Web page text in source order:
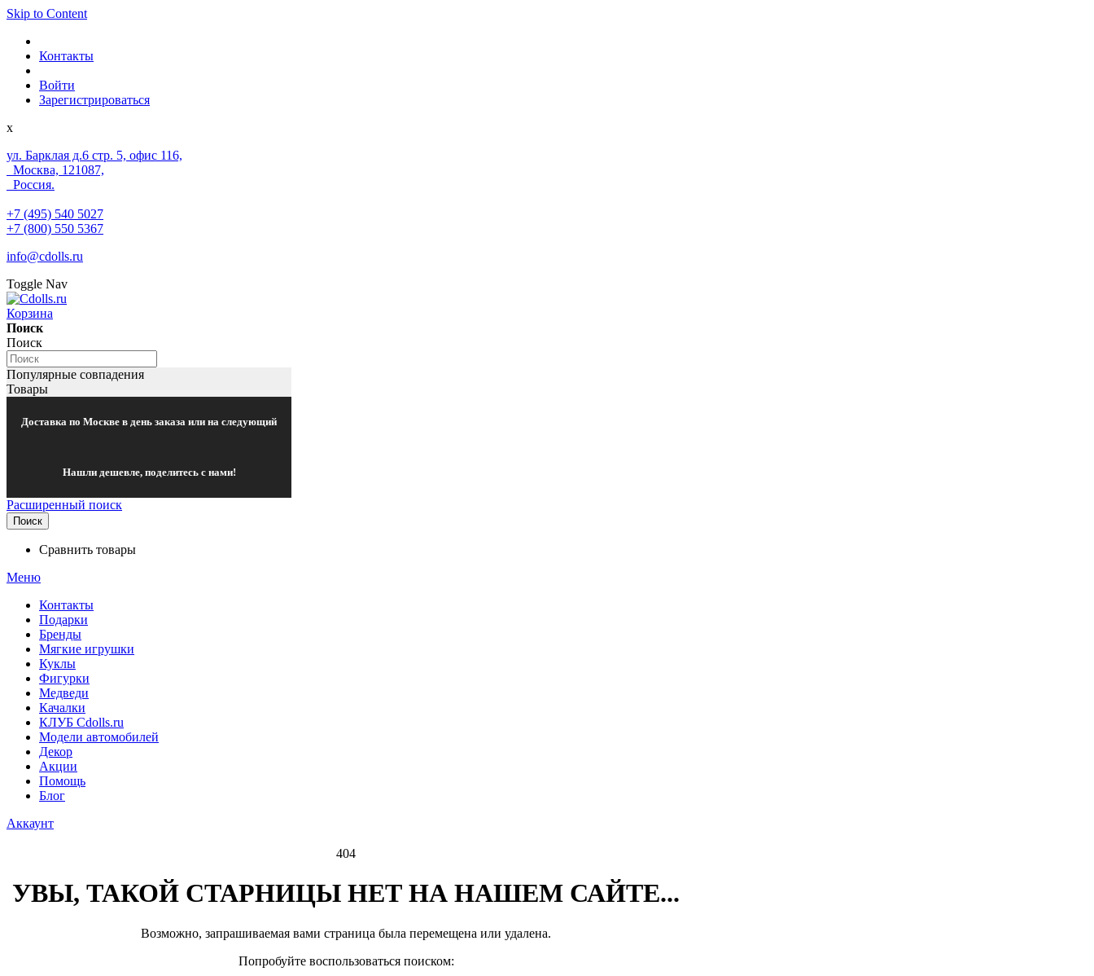
Skip to Content
Контакты
Войти
Зарегистрироваться
x
ул. Барклая д.6 стр. 5, офис 116,
Москва, 121087,
Россия.
+7 (495) 540 5027
+7 (800) 550 5367
info@cdolls.ru
Toggle Nav
Корзина
Поиск
Поиск
Популярные совпадения
Товары
Доставка по Москве в день заказа или на следующий
Нашли дешевле, поделитесь с нами!
Расширенный поиск
Поиск
Сравнить товары
Меню
Контакты
Подарки
Бренды
Мягкие игрушки
Куклы
Фигурки
Медведи
Качалки
КЛУБ Cdolls.ru
Модели автомобилей
Декор
Акции
Помощь
Блог
Аккаунт
404
УВЫ, ТАКОЙ СТАРНИЦЫ НЕТ НА НАШЕМ САЙТЕ...
Возможно, запрашиваемая вами страница была перемещена или удалена.
Попробуйте воспользоваться поиском: